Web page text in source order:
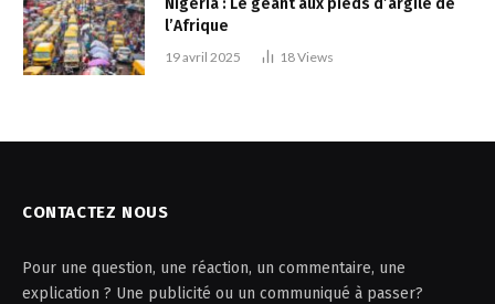
l’Afrique
19 avril 2025 18Views
CONTACTEZ NOUS
Pour une question, une réaction, un commentaire, une
explication ? Une publicité ou un communiqué à passer?